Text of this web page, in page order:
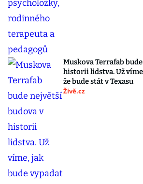
Muskova Terrafab
historii lidstva. Už
že bude stát v Texasu
Živě.cz